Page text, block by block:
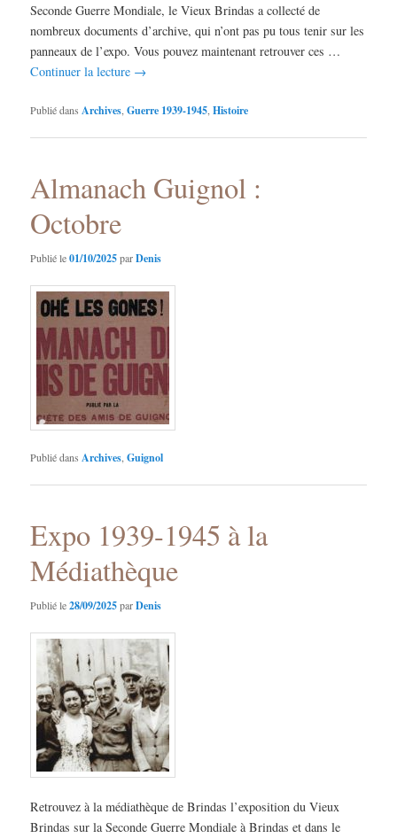
Seconde Guerre Mondiale, le Vieux Brindas a collecté de
nombreux documents d’archive, qui n’ont pas pu tous tenir sur les
panneaux de l’expo. Vous pouvez maintenant retrouver ces …
Continuer la lecture →
Publié dans Archives ,Guerre 1939-1945 ,Histoire
Almanach Guignol :
Octobre
Publié le01/10/2025parDenis
Publié dans Archives ,Guignol
Expo 1939-1945 à la
Médiathèque
Publié le28/09/2025parDenis
Retrouvez à la médiathèque de Brindas l’exposition du Vieux
Brindas sur la Seconde Guerre Mondiale à Brindas et dans le